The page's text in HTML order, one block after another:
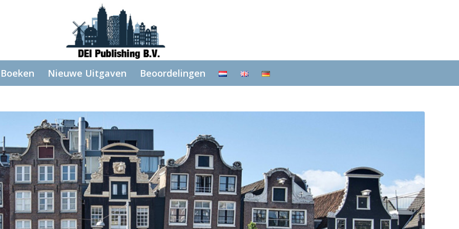
Boeken Nieuwe Uitgaven Beoordelingen